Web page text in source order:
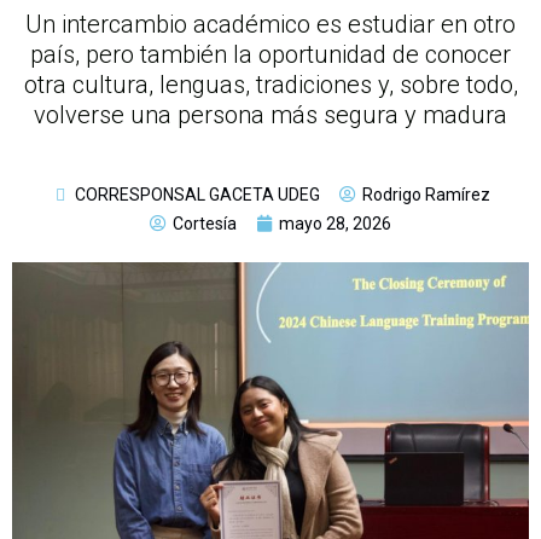
Un intercambio académico es estudiar en otro
país, pero también la oportunidad de conocer
otra cultura, lenguas, tradiciones y, sobre todo,
volverse una persona más segura y madura
CORRESPONSAL GACETA UDEG
Rodrigo Ramírez
Cortesía
mayo 28, 2026